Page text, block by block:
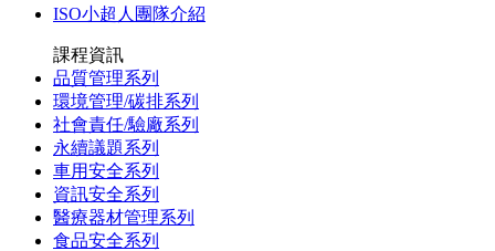
ISO小超人團隊介紹
課程資訊
品質管理系列
環境管理/碳排系列
社會責任/驗廠系列
永續議題系列
車用安全系列
資訊安全系列
醫療器材管理系列
食品安全系列